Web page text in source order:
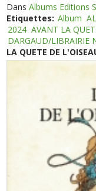
DansAlbums Editions
Etiquettes: Album
2024 AVANT LA
DARGAUD/LIBRAIRIE
LA QUETE DE